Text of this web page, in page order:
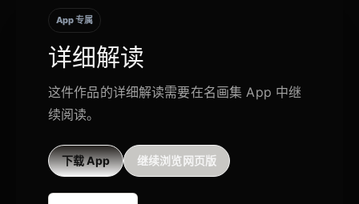
App 专属
详细解读
这件作品的详细解读需要在名画集 App 中继
续阅读。
下载 App 继续浏览网页版